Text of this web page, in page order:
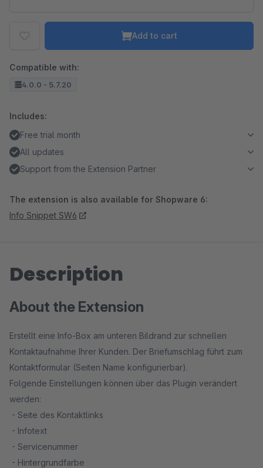
Add to cart
Compatible with:
4.0.0 - 5.7.20
Includes:
Free trial month
All updates
Support from the Extension Partner
The extension is also available for Shopware 6:
Info Snippet SW6
Description
About the Extension
Erstellt eine Info-Box am unteren Bildrand zur schnellen
Kontaktaufnahme Ihrer Kunden. Der Briefumschlag führt zum
Kontaktformular (Seiten Name konfigurierbar).
Folgende Einstellungen können über das Plugin verändert
werden:
- Seite des Kontaktlinks
- Infotext
- Servicenummer
- Hintergrundfarbe